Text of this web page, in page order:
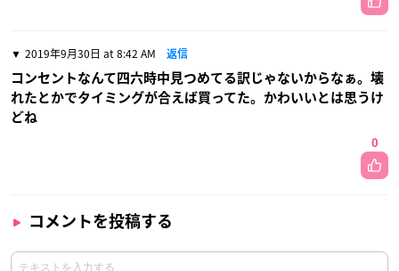
2019年9月30日 at 8:42 AM 返信
コンセントなんて四六時中見つめてる訳じゃないからなぁ。壊
れたとかでタイミングが合えば買ってた。かわいいとは思うけ
どね
0
コメントを投稿する